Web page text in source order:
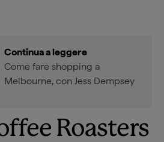
Continua a leggere
Come fare shopping a
Melbourne, con Jess Dempsey
Roasters